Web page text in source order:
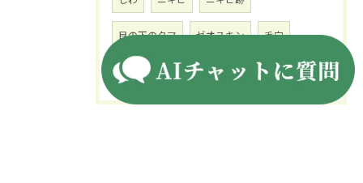
目の下のクマ ゼオスキン 毛穴
くすみ ホクロ